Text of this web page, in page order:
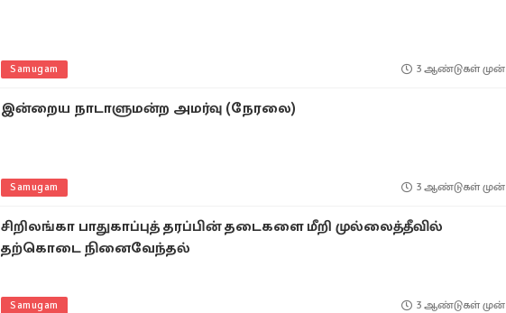
Samugam 3 ஆண்டுகள் முன்
இன்றைய நாடாளுமன்ற அமர்வு (நேரலை)
Samugam 3 ஆண்டுகள் முன்
சிறிலங்கா பாதுகாப்புத் தரப்பின் தடைகளை மீறி முல்லைத்தீவில்
தற்கொடை நினைவேந்தல்
Samugam 3 ஆண்டுகள் முன்